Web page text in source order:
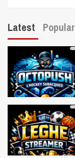
Latest Popular